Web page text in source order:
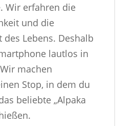
Wir erfahren die
und die
Lebens. Deshalb
lautlos in
machen
Stop, in dem du
beliebte „Alpaka